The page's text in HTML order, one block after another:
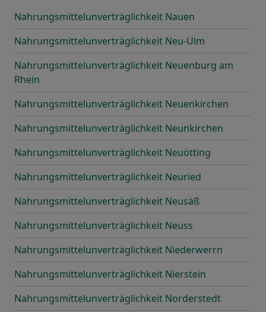
Nahrungsmittelunverträglichkeit Nauen
Nahrungsmittelunverträglichkeit Neu-Ulm
Nahrungsmittelunverträglichkeit Neuenburg am
Rhein
Nahrungsmittelunverträglichkeit Neuenkirchen
Nahrungsmittelunverträglichkeit Neunkirchen
Nahrungsmittelunverträglichkeit Neuötting
Nahrungsmittelunverträglichkeit Neuried
Nahrungsmittelunverträglichkeit Neusäß
Nahrungsmittelunverträglichkeit Neuss
Nahrungsmittelunverträglichkeit Niederwerrn
Nahrungsmittelunverträglichkeit Nierstein
Nahrungsmittelunverträglichkeit Norderstedt